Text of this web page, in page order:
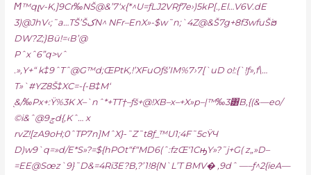
Ϻ™qլv-K,]9Cr‰NŠ@&’7‘x{*^U=ƒLJ2VRƒ7e›)5kP[.‚El…V6V.dE
3)@JhV‹;˜a…TŠ’ŠکN^ NFr–EnX»-$w˜n;`4Z@&Š7g+8f3wfuŠiϧ
DW?Z;}Bü!=‹B’@
Pˆxˆ6”q>vˆ
.»‚Y+“ k‡9ˆTˆ@G™d;ŒPtK‚!’XFuOƒš’IM%7›7[`uD o!:{`!ƒ»‚f\…
T»`#YZ8Š‡XC=-{-B‡M‘
֭&/‰Px+:Ÿ%3K X–`nˆ*+TT†–ƒš+@!XB–x–+X»p–|™‰3͸B‚{(&—eo/
©i&ˆ@ݮ9d{,Kˆ… x
rvZ![zA9oH;0ˆTP7n]MˆX}-˜Z˜t8ƒ_™U1;4F˜5cŸЧ
D)w9`q=»d/E*S»?=${hPOt“f“MD6(ˆ:fzŒ‘1CԣY»?˜j+G( z„»D–
=EE@Sœz`9}˜D&=4Ri3E?B‚?’1!8{N`L’T BMV� ,9dˆ —–ƒ^2{ieA—